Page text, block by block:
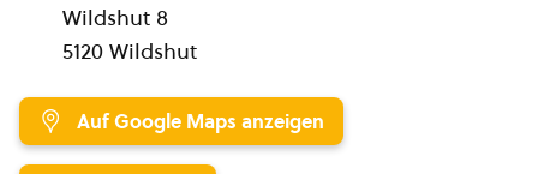
Wildshut 8
5120 Wildshut
Auf Google Maps anzeigen